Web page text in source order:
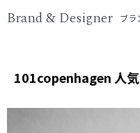
Brand & Designer ブラ
101copenhagen 人